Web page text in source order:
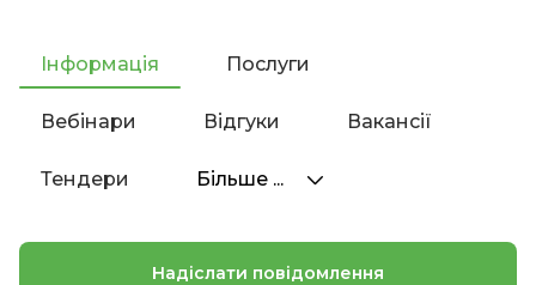
Інформація Послуги
Вебінари Відгуки Вакансії
Тендери Більше ...
Надіслати повідомлення